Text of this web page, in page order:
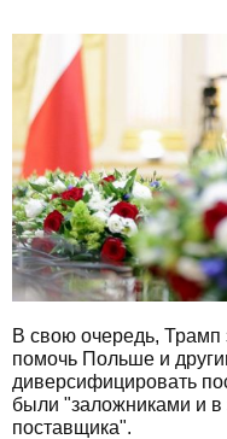
В свою очередь, Трамп
помочь Польше и
диверсифицировать
были "заложниками и в
поставщика".